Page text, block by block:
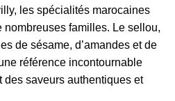
les spécialités marocaines
nombreuses familles. Le sellou,
de sésame, d’amandes et de
référence incontournable
des saveurs authentiques et